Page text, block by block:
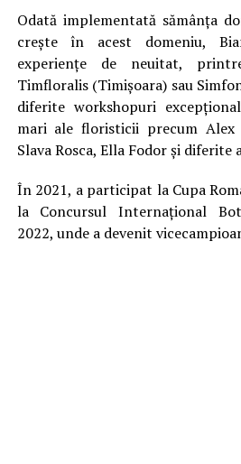
Odată implementată sămânța
crește în acest domeniu,
experiențe de neuitat,
Timfloralis (Timișoara) sau
diferite workshopuri
mari ale floristicii precum Alex
Slava Rosca, Ella Fodor și diferite
În 2021, a participat la Cupa
la Concursul Internațional
2022, unde a devenit